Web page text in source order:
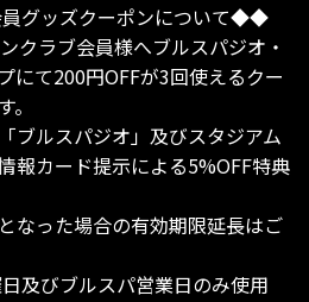
グッズクーポンについて◆◆
クラブ会員様へブルスパジオ・
にて200円OFFが3回使えるクー
ブルスパジオ」及びスタジアム
報カード提示による5%OFF特典
なった場合の有効期限延長はご
及びブルスパ営業日のみ使用